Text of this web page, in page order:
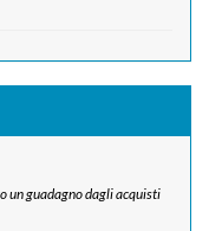
un guadagno dagli acquisti